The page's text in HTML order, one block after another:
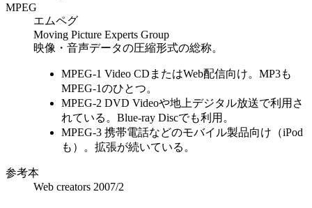
MPEG
エムペグ
Moving Picture Experts Group
映像・音声データの圧縮形式の総称。
MPEG-1 Video CDまたはWeb配信向け。MP3も
MPEG-1のひとつ。
MPEG-2 DVD Videoや地上デジタル放送で利用さ
れている。Blue-ray Discでも利用。
MPEG-3 携帯電話などのモバイル製品向け（iPod
も）。拡張が続いている。
参考本
Web creators 2007/2